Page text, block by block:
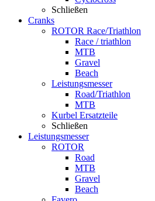
Schließen
Cranks
ROTOR Race/Triathlon
Race / triathlon
MTB
Gravel
Beach
Leistungsmesser
Road/Triathlon
MTB
Kurbel Ersatzteile
Schließen
Leistungsmesser
ROTOR
Road
MTB
Gravel
Beach